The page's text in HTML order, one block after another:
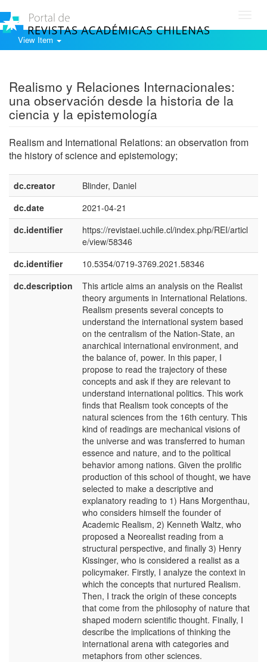
View Item
Realismo y Relaciones Internacionales:
una observación desde la historia de la
ciencia y la epistemología
Realism and International Relations: an observation from
the history of science and epistemology;
dc.creator
Blinder, Daniel
dc.date
2021-04-21
dc.identifier
https://revistaei.uchile.cl/index.php/REI/articl
e/view/58346
dc.identifier
10.5354/0719-3769.2021.58346
dc.description
This article aims an analysis on the Realist
theory arguments in International Relations.
Realism presents several concepts to
understand the international system based
on the centralism of the Nation-State, an
anarchical international environment, and
the balance of, power. In this paper, I
propose to read the trajectory of these
concepts and ask if they are relevant to
understand international politics. This work
finds that Realism took concepts of the
natural sciences from the 16th century. This
kind of readings are mechanical visions of
the universe and was transferred to human
essence and nature, and to the political
behavior among nations. Given the prolific
production of this school of thought, we have
selected to make a descriptive and
explanatory reading to 1) Hans Morgenthau,
who considers himself the founder of
Academic Realism, 2) Kenneth Waltz, who
proposed a Neorealist reading from a
structural perspective, and finally 3) Henry
Kissinger, who is considered a realist as a
policymaker. Firstly, I analyze the context in
which the concepts that nurtured Realism.
Then, I track the origin of these concepts
that come from the philosophy of nature that
shaped modern scientific thought. Finally, I
describe the implications of thinking the
international arena with categories and
metaphors from other sciences.